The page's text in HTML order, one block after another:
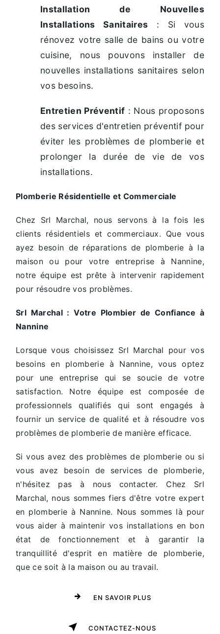
Installation de Nouvelles
Installations Sanitaires : Si vous
rénovez votre salle de bains ou votre
cuisine, nous pouvons installer de
nouvelles installations sanitaires selon
vos besoins.
Entretien Préventif : Nous proposons
des services d'entretien préventif pour
éviter les problèmes de plomberie et
prolonger la durée de vie de vos
installations.
Plomberie Résidentielle et Commerciale
Chez Srl Marchal, nous servons à la fois les
clients résidentiels et commerciaux. Que vous
ayez besoin de réparations de plomberie à la
maison ou pour votre entreprise à Nannine,
notre équipe est prête à intervenir rapidement
pour résoudre vos problèmes.
Srl Marchal : Votre Plombier de Confiance à
Nannine
Lorsque vous choisissez Srl Marchal pour vos
besoins en plomberie à Nannine, vous optez
pour une entreprise qui se soucie de votre
satisfaction. Notre équipe est composée de
professionnels qualifiés qui sont engagés à
fournir un service de qualité et à résoudre vos
problèmes de plomberie de manière efficace.
Si vous avez des problèmes de plomberie ou si
vous avez besoin de services de plomberie,
n'hésitez pas à nous contacter. Chez Srl
Marchal, nous sommes fiers d'être votre expert
en plomberie à Nannine. Nous sommes là pour
vous aider à maintenir vos installations en bon
état de fonctionnement et à garantir la
tranquillité d'esprit en matière de plomberie,
que ce soit à la maison ou au travail.
EN SAVOIR PLUS
CONTACTEZ-NOUS